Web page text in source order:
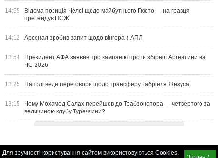
14:55
Відома позиція Челсі щодо майбутнього Гюсто — на гравця
претендує ПСЖ
14:12 Арсенал зробив запит щодо вінгера з АПЛ
13:54
Президент АФА заявив про кампанію проти збірної Аргентини на
ЧС-2026
13:25 Наполі веде переговори щодо трансферу Габріеля Жезуса
13:15
Чому Мохамед Салах перейшов до Трабзонспора — четвертого за
величиною клубу Туреччини?
Для зручності користування сайтом використовуються Cookies.